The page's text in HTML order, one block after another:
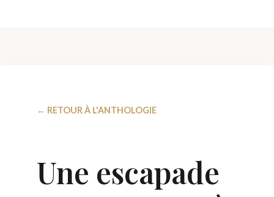
← RETOUR À L'ANTHOLOGIE
Une escapade